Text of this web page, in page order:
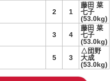
2 1
藤田 菜
七子
(53.0kg)
3 4
藤田 菜
七子
(53.0kg)
5 3
△団野
大成
(53.0kg)